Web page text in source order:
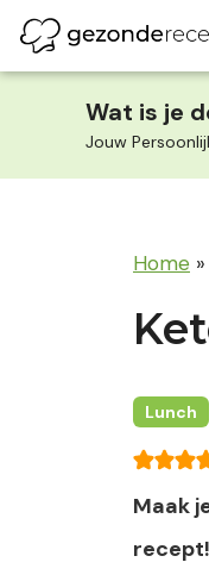
naar
de
Wat is je
Jouw
Home »
Lunch
Maak